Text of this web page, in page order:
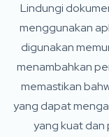
Lindungi
menggunakan
digunakan
menambahkan
memastikan
yang dapat
yang kuat dan